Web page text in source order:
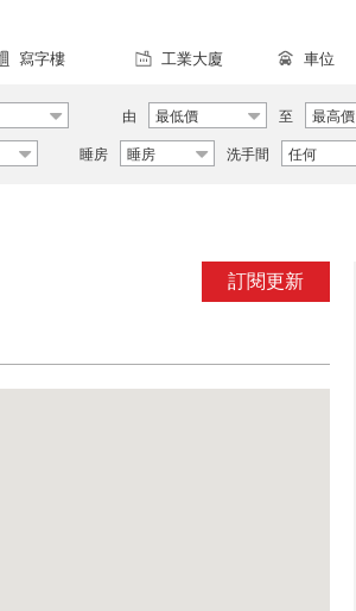
寫字樓 工業大廈 車位
由 最低價 至
最高價
睡房 睡房 洗手間 任何
訂閱更新